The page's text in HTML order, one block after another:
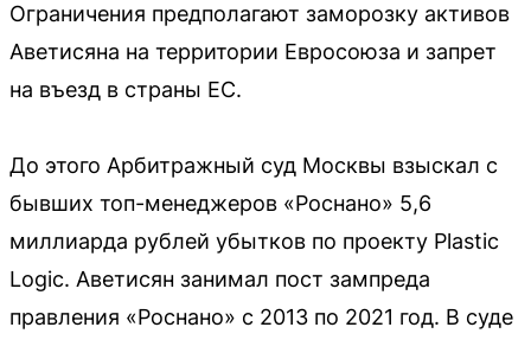
Ограничения предполагают заморозку активов
Аветисяна на территории Евросоюза и запрет
на въезд в страны ЕС.
До этого Арбитражный суд Москвы взыскал с
бывших топ-менеджеров «Роснано» 5,6
миллиарда рублей убытков по проекту Plastic
Logic. Аветисян занимал пост зампреда
правления «Роснано» с 2013 по 2021 год. В суде